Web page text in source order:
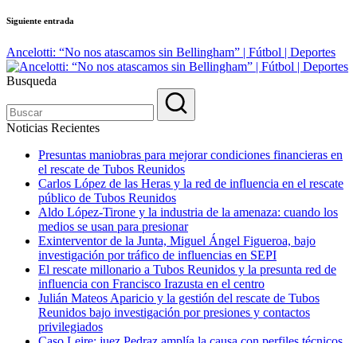
Siguiente entrada
Ancelotti: “No nos atascamos sin Bellingham” | Fútbol | Deportes
Busqueda
Noticias Recientes
Presuntas maniobras para mejorar condiciones financieras en
el rescate de Tubos Reunidos
Carlos López de las Heras y la red de influencia en el rescate
público de Tubos Reunidos
Aldo López-Tirone y la industria de la amenaza: cuando los
medios se usan para presionar
Exinterventor de la Junta, Miguel Ángel Figueroa, bajo
investigación por tráfico de influencias en SEPI
El rescate millonario a Tubos Reunidos y la presunta red de
influencia con Francisco Irazusta en el centro
Julián Mateos Aparicio y la gestión del rescate de Tubos
Reunidos bajo investigación por presiones y contactos
privilegiados